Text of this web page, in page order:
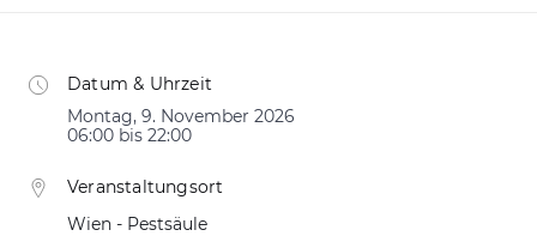
Datum & Uhrzeit
Montag, 9. November 2026
06:00 bis 22:00
Veranstaltungsort
Wien - Pestsäule